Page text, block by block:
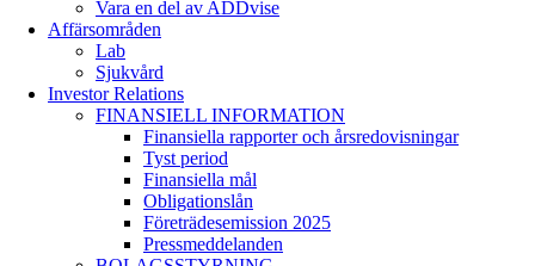
Vara en del av ADDvise
Affärsområden
Lab
Sjukvård
Investor Relations
FINANSIELL INFORMATION
Finansiella rapporter och årsredovisningar
Tyst period
Finansiella mål
Obligationslån
Företrädesemission 2025
Pressmeddelanden